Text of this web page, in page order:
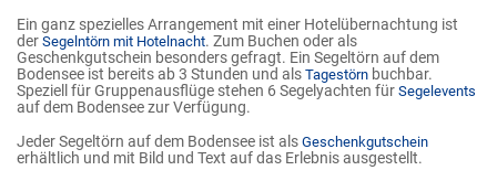
Ein ganz spezielles Arrangement mit einer Hotelübernachtung ist
der Segelntörn mit Hotelnacht. Zum Buchen oder als
Geschenkgutschein besonders gefragt. Ein Segeltörn auf dem
Bodensee ist bereits ab 3 Stunden und als Tagestörn buchbar.
Speziell für Gruppenausflüge stehen 6 Segelyachten für Segelevents
auf dem Bodensee zur Verfügung.
Jeder Segeltörn auf dem Bodensee ist als Geschenkgutschein
erhältlich und mit Bild und Text auf das Erlebnis ausgestellt.